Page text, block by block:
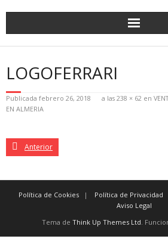
LOGOFERRARI
Publicada febrero 26, 2018 a las 238 × 62 en
EN ALMERIA
Anterior
Política de Cookies Política de Privacidad
Aviso Legal
Tema de Think Up Themes Ltd.